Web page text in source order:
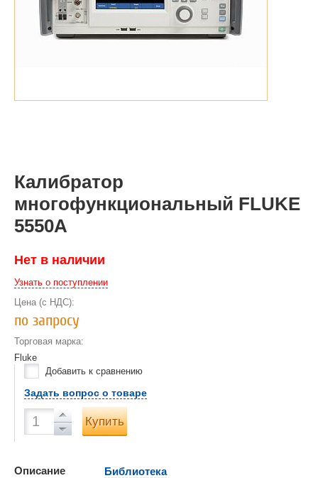
Калибратор
многофункциональный FLUKE
5550A
Нет в наличии
Узнать о поступлении
Цена (с НДС):
по запросу
Торговая марка:
Fluke
Добавить к сравнению
Задать вопрос о товаре
Купить
Описание Библиотека